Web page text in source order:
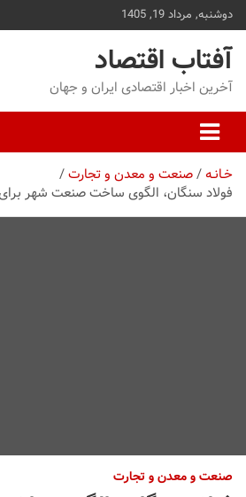
دوشنبه, مرداد 19, 1405
آفتاب اقتصاد
آخرین اخبار اقتصادی ایران و جهان
خـانـه صنعت و معدن و تجارت
فولاد سنگان، الگوی ساخت صنعت شهر برای
صنعت و معدن و تجارت